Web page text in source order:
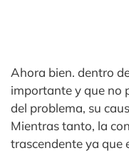
Ahora bien. dentro
importante y que no
del problema, su
Mientras tanto, la
trascendente ya que